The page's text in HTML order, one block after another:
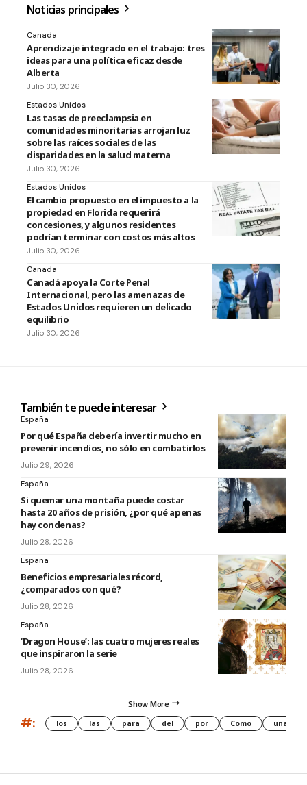
Noticias principales
Canada
Aprendizaje integrado en el trabajo: tres
ideas para una política eficaz desde
Alberta
Julio 30, 2026
Estados Unidos
Las tasas de preeclampsia en
comunidades minoritarias arrojan luz
sobre las raíces sociales de las
disparidades en la salud materna
Julio 30, 2026
Estados Unidos
El cambio propuesto en el impuesto a la
propiedad en Florida requerirá
concesiones, y algunos residentes
podrían terminar con costos más altos
Julio 30, 2026
Canada
Canadá apoya la Corte Penal
Internacional, pero las amenazas de
Estados Unidos requieren un delicado
equilibrio
Julio 30, 2026
También te puede interesar
España
Por qué España debería invertir mucho en
prevenir incendios, no sólo en combatirlos
Julio 29, 2026
España
Si quemar una montaña puede costar
hasta 20 años de prisión, ¿por qué apenas
hay condenas?
Julio 28, 2026
España
Beneficios empresariales récord,
¿comparados con qué?
Julio 28, 2026
España
‘Dragon House’: las cuatro mujeres reales
que inspiraron la serie
Julio 28, 2026
Show More
#: los las para del por Como una